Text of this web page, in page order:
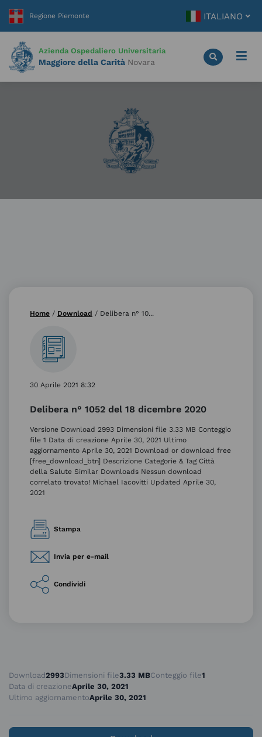
contenuto
ITALIANO
Azienda Ospedaliero Universitaria
Maggiore della Carità Novara
Home / Download / Delibera n° 10...
30 Aprile 2021 8:32
Delibera n° 1052 del 18 dicembre 2020
Versione Download 2993 Dimensioni file 3.33 MB Conteggio
file 1 Data di creazione Aprile 30, 2021 Ultimo
aggiornamento Aprile 30, 2021 Download or download free
[free_download_btn] Descrizione Categorie & Tag Città
della Salute Similar Downloads Nessun download
correlato trovato! Michael Iacovitti Updated Aprile 30,
2021
Stampa
Invia per e-mail
Condividi
Download2993Dimensioni file3.33 MBConteggio file1
Data di creazioneAprile 30, 2021
Ultimo aggiornamentoAprile 30, 2021